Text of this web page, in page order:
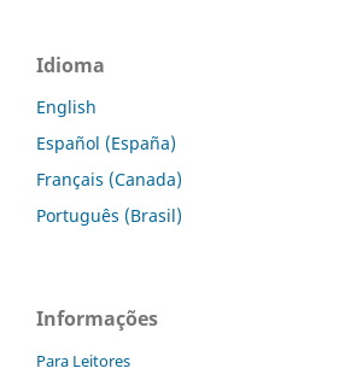
Idioma
English
Español (España)
Français (Canada)
Português (Brasil)
Informações
Para Leitores